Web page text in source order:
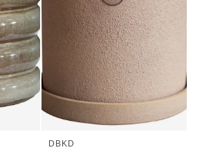
DBKD